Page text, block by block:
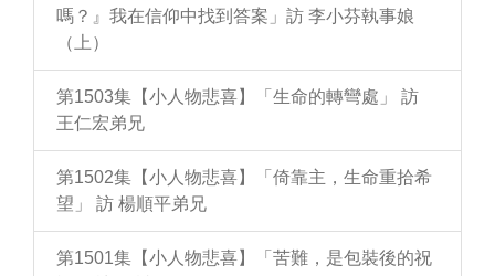
嗎？』我在信仰中找到答案」訪 李小芬執事娘
（上）
第1503集【小人物悲喜】「生命的轉彎處」 訪
王仁宏弟兄
第1502集【小人物悲喜】「倚靠主，生命重拾希
望」 訪 楊順平弟兄
第1501集【小人物悲喜】「苦難，是包裝後的祝